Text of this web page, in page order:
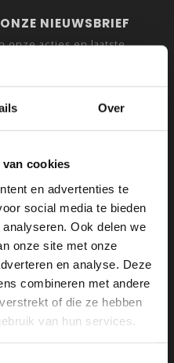
Over
cookies
en advertenties te
social media te bieden
Ook delen we
onze site met onze
en analyse. Deze
combineren met andere
of die ze hebben
van hun services.
NIEUWSBRIEF
onze acties en laatste
mannen
24
DC
52 32 80
52 32 80